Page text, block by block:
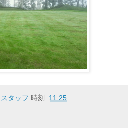
タッフ 時刻: 11:25